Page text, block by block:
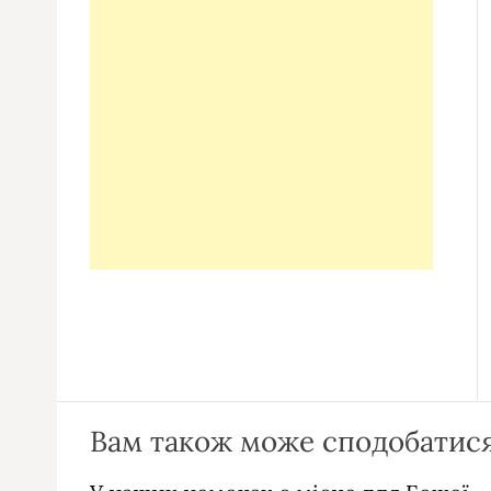
Вам також може